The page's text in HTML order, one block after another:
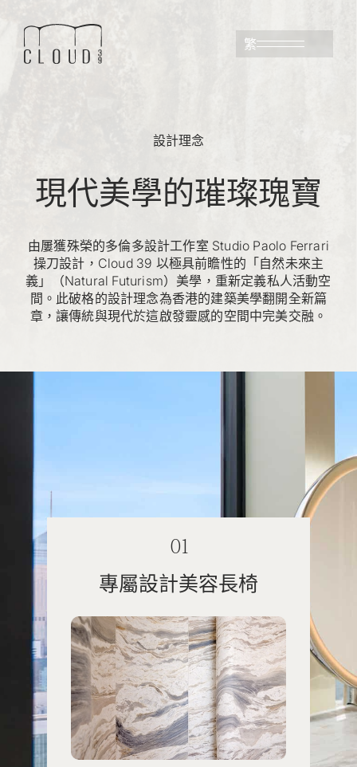
繁
設計理念
現代美學的璀璨瑰寶
由屢獲殊榮的多倫多設計工作室 Studio Paolo Ferrari
操刀設計，Cloud 39 以極具前瞻性的「自然未來主
義」（Natural Futurism）美學，重新定義私人活動空
間。此破格的設計理念為香港的建築美學翻開全新篇
章，讓傳統與現代於這啟發靈感的空間中完美交融。
01
專屬設計美容長椅